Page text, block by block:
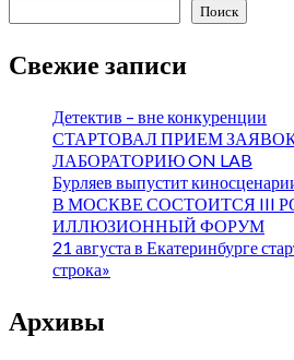
Поиск
Свежие записи
Детектив – вне конкуренции
СТАРТОВАЛ ПРИЕМ
ЛАБОРАТОРИЮ ON LAB
Бурляев выпустит
В МОСКВЕ СОСТОИТСЯ III
ИЛЛЮЗИОННЫЙ ФОРУМ
21 августа в Екатеринбурге
строка»
Архивы